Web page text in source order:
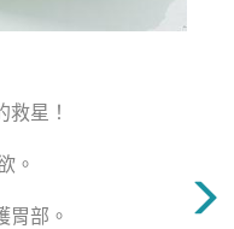
救星！
。
胃部。